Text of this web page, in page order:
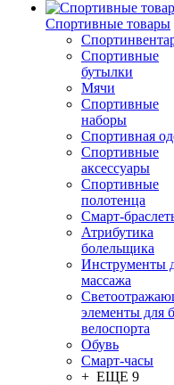
Спортивные товары
Спортивные
бутылки
Мячи
Спортивные
наборы
Спортивная
Спортивные
аксессуары
Спортивные
полотенца
Смарт-
Атрибутика
болельщика
Инструменты
массажа
элементы для
велоспорта
Обувь
Смарт-часы
+ ЕЩЕ 9